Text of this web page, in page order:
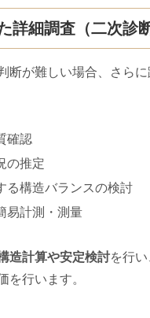
詳細調査（二次診断
断が難しい場合、さら
確認
の推定
る構造バランスの検討
易計測・測量
造計算や安定検討を行
を行います。